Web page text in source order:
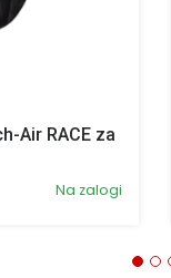
Air RACE za
Na zalogi